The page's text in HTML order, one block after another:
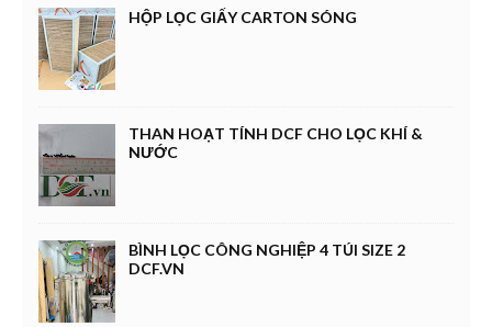
HỘP LỌC GIẤY CARTON SÓNG
THAN HOẠT TÍNH DCF CHO LỌC KHÍ &
NƯỚC
BÌNH LỌC CÔNG NGHIỆP 4 TÚI SIZE 2
DCF.VN